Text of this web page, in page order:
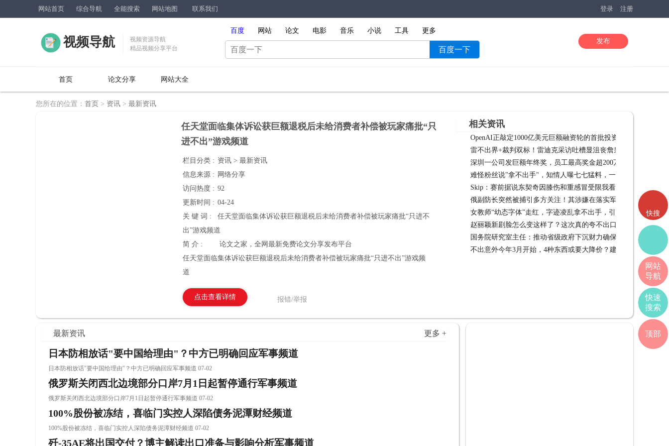
网站首页 综合导航 全能搜索 网站地图 联系我们 登录 注册
视频导航
视频资源导航
精品视频分享平台
百度 网站 论文 电影 音乐 小说 工具 更多
百度一下
发布
首页 论文分享 网站大全
您所在的位置： 首页 > 资讯 > 最新资讯
任天堂面临集体诉讼获巨额退税后未给消费者补偿被玩家痛批“只
进不出”游戏频道
栏目分类 : 资讯 > 最新资讯
信息来源 : 网络分享
访问热度 : 92
更新时间 : 04-24
关 键 词 :
任天堂面临集体诉讼获巨额退税后未给消费者补偿被玩家痛批“只进不
出”游戏频道
简 介 :
论文之家，全网最新免费论文分享发布平台
任天堂面临集体诉讼获巨额退税后未给消费者补偿被玩家痛批“只进不出”游戏频
道
点击查看详情 报错/举报
相关资讯
OpenAI正敲定1000亿美元巨额融资轮的首批投资承诺
雷不出界+裁判双标！雷迪克采访吐槽显沮丧詹皇暗示湖人阵容
弱 02-11
深圳一公司发巨额年终奖，员工最高奖金超200万元
难怪粉丝说"拿不出手"，知情人曝七七猛料，一件比一件“炸裂”
Skip：赛前据说东契奇因膝伤和重感冒受限我看不出来
俄副防长突然被捕引多方关注！其涉嫌在落实军需合同和分包工
包工作期间 04-27
女教师“幼态字体”走红，字迹凌乱拿不出手，引来师范生的不满
赵丽颖新剧脸怎么变这样了？这次真的夸不出口
赵丽颖新剧
国务院研究室主任：推动省级政府下沉财力确保基层“三保”不出
问题 03-06
不出意外今年3月开始，4种东西或要大降价？建议早做准备
最新资讯 更多 +
日本防相放话"要中国给理由"？中方已明确回应军事频道
日本防相放话"要中国给理由"？中方已明确回应军事频道 07-02
俄罗斯关闭西北边境部分口岸7月1日起暂停通行军事频道
俄罗斯关闭西北边境部分口岸7月1日起暂停通行军事频道 07-02
100%股份被冻结，喜临门实控人深陷债务泥潭财经频道
100%股份被冻结，喜临门实控人深陷债务泥潭财经频道 07-02
歼-35AE将出国交付？博主解读出口准备与影响分析军事频道
快搜
网站
导航
快速
搜索
顶部